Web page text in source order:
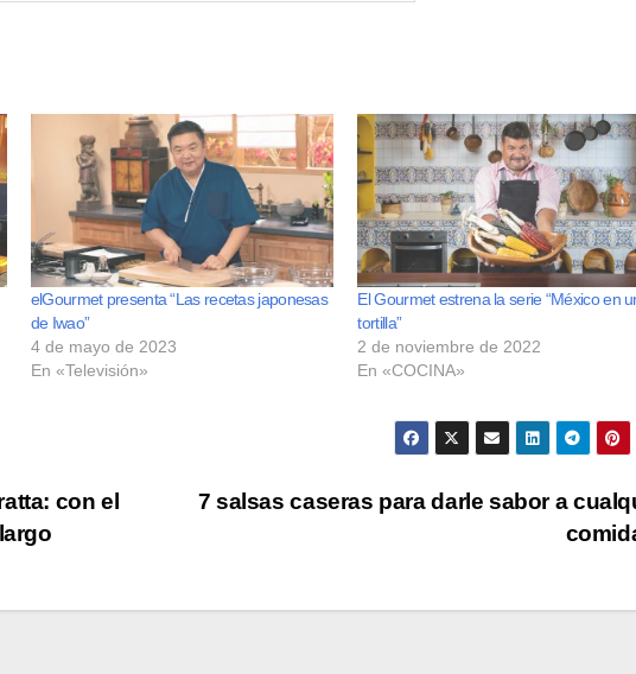
elGourmet presenta “Las recetas japonesas
de Iwao”
4 de mayo de 2023
En «Televisión»
El Gourmet estrena la serie “México en
tortilla”
2 de noviembre de 2022
En «COCINA»
7 salsas caseras para darle sabor a
con el